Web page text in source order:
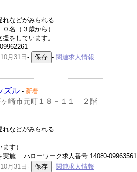
れなどがみられる
名（３歳から）
をしています。
月31日 - - 関連求人情報
ズル - 新着
ヶ崎市元町１８－１１ ２階
れなどがみられる
す）
施... ハローワーク求人番号 14080-09963561
月31日 - - 関連求人情報